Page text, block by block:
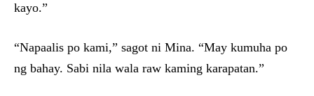
kayo.”
“Napaalis po kami,” sagot ni Mina. “May kumuha po
ng bahay. Sabi nila wala raw kaming karapatan.”